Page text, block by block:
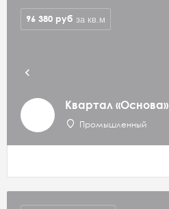
Квартал «Основа»
Промышленный
96 380 руб за кв.м